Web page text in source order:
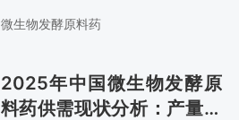
调查与投资战略报告
微生物发酵原料药
2025年中国微生物发酵原
料药供需现状分析：产量、